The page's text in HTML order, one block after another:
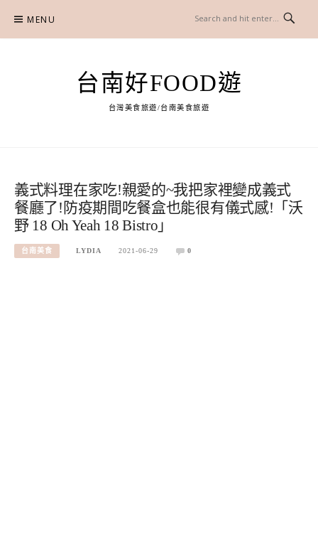
content
MENU
台南好FOOD遊
台灣美食旅遊/台南美食旅遊
義式料理在家吃!親愛的~我把家裡變成義式
餐廳了!防疫期間吃餐盒也能很有儀式感!「沃
野 18 Oh Yeah 18 Bistro」
台南美食 LYDIA 2021-06-29 0